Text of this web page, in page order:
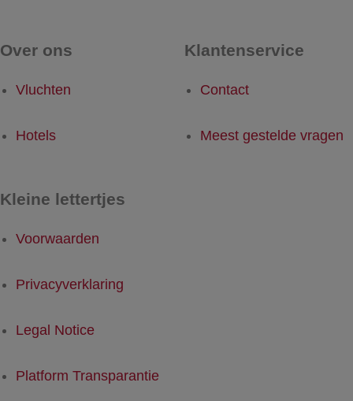
Over ons
Vluchten
Hotels
Klantenservice
Contact
Meest gestelde vragen
Kleine lettertjes
Voorwaarden
Privacyverklaring
Legal Notice
Platform Transparantie